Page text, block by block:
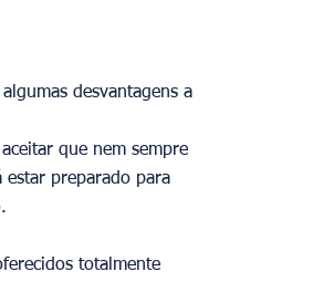
desvantagens a
que nem sempre
estar preparado para
totalmente